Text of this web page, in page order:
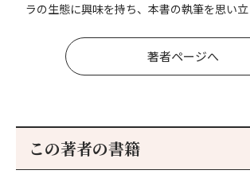
ラの生態に興味を持ち、本書の執筆を思い立
著者ページへ
この著者の書籍